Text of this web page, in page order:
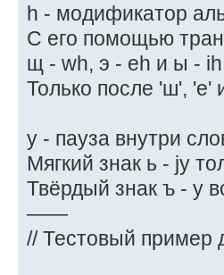
h - модификатор
С его помощью
щ - wh, э - eh и ы -
Только после 'ш', 'е'
y - пауза внутри
Мягкий знак ь - jy
Твёрдый знак ъ - y
——
// Тестовый пример